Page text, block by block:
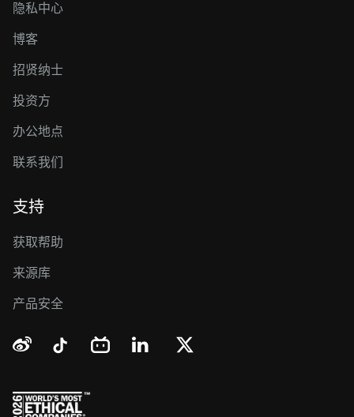
隐私中心
博客
招贤纳士
投资方
办公地点
联系我们
支持
获取帮助
来源库
产品安全